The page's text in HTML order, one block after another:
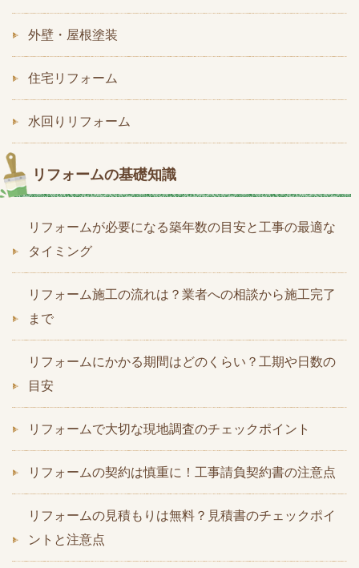
外壁・屋根塗装
住宅リフォーム
水回りリフォーム
リフォームの基礎知識
リフォームが必要になる築年数の目安と工事の最適な
タイミング
リフォーム施工の流れは？業者への相談から施工完了
まで
リフォームにかかる期間はどのくらい？工期や日数の
目安
リフォームで大切な現地調査のチェックポイント
リフォームの契約は慎重に！工事請負契約書の注意点
リフォームの見積もりは無料？見積書のチェックポイ
ントと注意点